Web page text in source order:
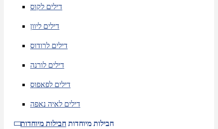
דילים לקוס
דילים ליוון
דילים לרודוס
דילים לורנה
דילים לפאפוס
דילים לאיה נאפה
חבילות מיוחדות חבילות מיוחדות